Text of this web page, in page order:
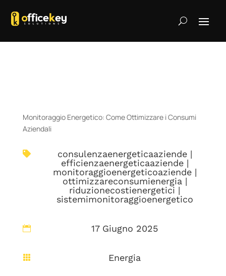
Monitoraggio Energetico: Come Ottimizzare i Consumi
Aziendali
 consulenzaenergeticaaziende|
efficienzaenergeticaaziende|
monitoraggioenergeticoaziende|
ottimizzareconsumienergia|
riduzionecostienergetici |
sistemimonitoraggioenergetico
 17 Giugno 2025
 Energia